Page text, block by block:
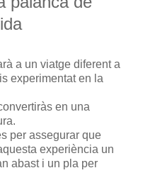
a un viatge diferent a
experimentat en la
en una
per assegurar que
experiència un
abast i un pla per